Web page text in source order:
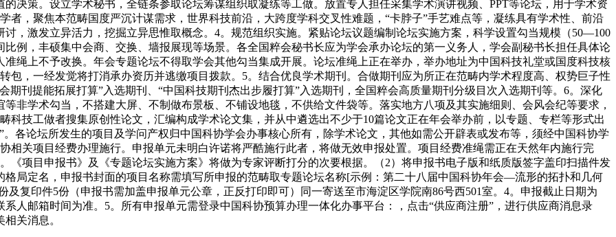
决策。设立学术秘书，全链条参取论坛筹谋组织取凝练等工做。放置专人担任采集学术演讲视频、PPT等论坛，用于学术资
者，聚焦本范畴国度严沉计谋需求，世界科技前沿，大跨度学科交叉性难题，“卡脖子”手艺难点等，凝练具有学术性、前沿
，激发立异活力，挖掘立异思惟取概念。4。规范组织实施。紧贴论坛议题编制论坛实施方案，科学设置勾当规模（50—100
例，丰硕集中会商、交换、墙报展现等场景。各全国粹会秘书长应为学会承办论坛的第一义务人，学会副秘书长担任具体论
绳上不予改换。年会专题论坛不得取学会其他勾当集成开展。论坛准绳上正在举办，举办地址为中国科技礼堂或国度科技核
包，一经发觉将打消承办资历并逃缴项目拨款。5。结合优良学术期刊。合做期刊应为所正在范畴内学术程度高、权势巨子性
期刊提能拓展打算”入选期刊、“中国科技期刊杰出步履打算”入选期刊，全国粹会高质量期刊分级目次入选期刊等。6。深化
非学术勾当，不搭建大屏、不制做布景板、不铺设地毯，不供给文件袋等。落实地方八项及其实施细则、会风会纪等要求，
科技工做者搜集原创性论文，汇编构成学术论文集，并从中遴选出不少于10篇论文正在年会举办前，以专题、专栏等形式出
各论坛所发生的项目及学问产权归中国科协学会办事核心所有，除学术论文，其他如需公开辟表或发布等，须经中国科协学
相关项目经费办理施行。申报单元未明白许诺将严酷施行此者，将做无效申报处置。项目经费准绳需正在天然年内施行完
《项目申报书》及《专题论坛实施方案》将做为专家评断打分的次要根据。（2）将申报书电子版和纸质版签字盖印扫描件发
局定名，申报书封面的项目名称需填写所申报的范畴取专题论坛名称[示例：第二十八届中国科协年会—流形的拓扑和几何
复印件5份（申报书需加盖申报单元公章，正反打印即可）同一寄送至市海淀区学院南86号西501室。4。申报截止日期为
人邮箱时间为准。5。所有申报单元需登录中国科协预算办理一体化办事平台：，点击“供应商注册”，进行供应商消息录
关消息。